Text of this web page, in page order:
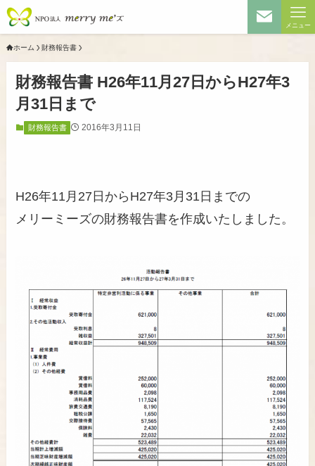
メニュー
ホーム 財務報告書
財務報告書 H26年11月27日からH27年3
月31日まで
財務報告書 2016年3月11日
H26年11月27日からH27年3月31日までの
メリーミーズの財務報告書を作成いたしました。